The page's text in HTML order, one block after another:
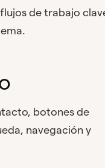
de trabajo
botones de
navegación y